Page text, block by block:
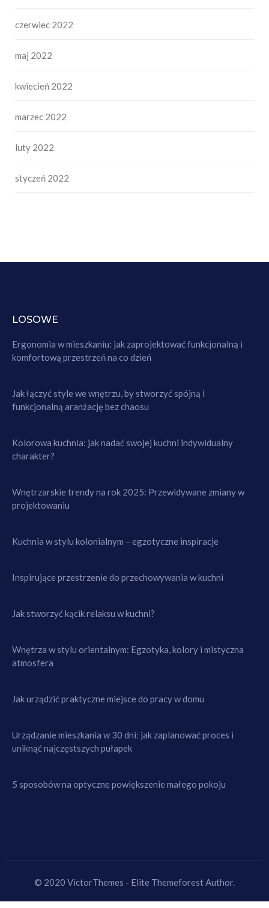
czerwiec 2022
maj 2022
kwiecień 2022
marzec 2022
luty 2022
styczeń 2022
LOSOWE
Ergonomia w mieszkaniu: jak zaprojektować funkcjonalną i
komfortową przestrzeń na co dzień
Jak łączyć style we wnętrzu, by stworzyć spójną i
funkcjonalną aranżację bez chaosu
Kolorowa kuchnia: jak nadać swojej kuchni indywidualny
charakter?
Wnętrzarskie trendy na rok 2025: Przewidywane zmiany w
projektowaniu
Kuchnia w stylu kolonialnym – egzotyczne inspiracje
Inspirujące przestrzenie do przechowywania w kuchni
Jak stworzyć kącik relaksu w kuchni?
Wnętrza w stylu orientalnym: Egzotyka, kolory i mistyczna
atmosfera
Jak urządzić praktyczne miejsce do pracy w domu
Urządzanie mieszkania w 30 dni: jak zaplanować proces i
uniknąć najczęstszych pułapek
5 sposobów na optyczne powiększenie małego pokoju
© 2020 VictorThemes - Elite Themeforest Author.